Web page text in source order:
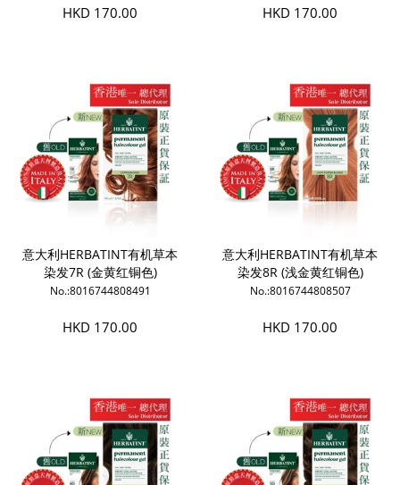
HKD 170.00 HKD 170.00
意大利HERBATINT有机草本
染发7R (金黄红铜色)
No.:8016744808491
HKD 170.00
意大利HERBATINT有机草本
染发8R (浅金黄红铜色)
No.:8016744808507
HKD 170.00